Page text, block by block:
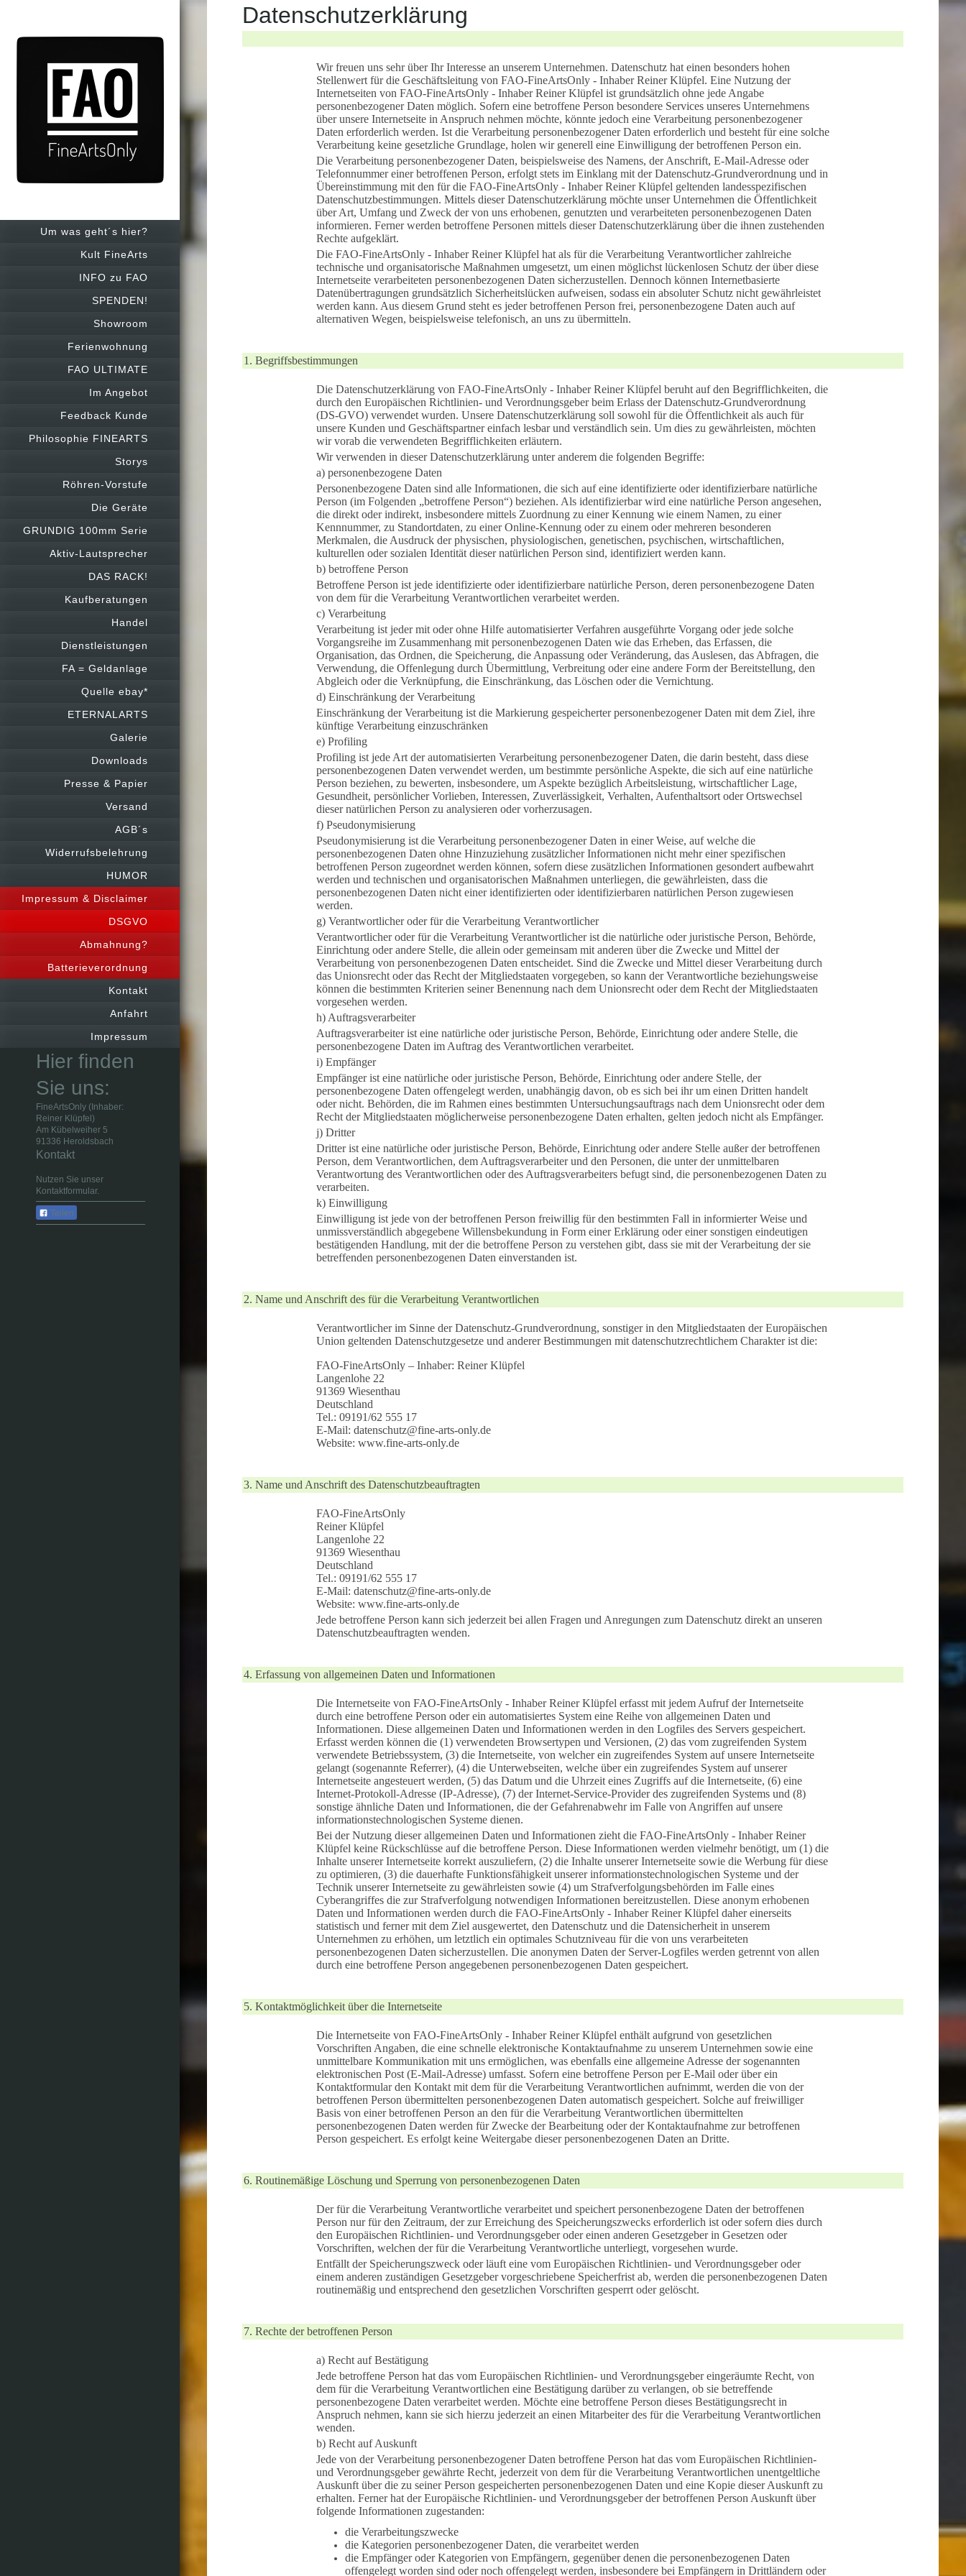
Um was geht´s hier?
Kult FineArts
INFO zu FAO
SPENDEN!
Showroom
Ferienwohnung
FAO ULTIMATE
Im Angebot
Feedback Kunde
Philosophie FINEARTS
Storys
Röhren-Vorstufe
Die Geräte
GRUNDIG 100mm Serie
Aktiv-Lautsprecher
DAS RACK!
Kaufberatungen
Handel
Dienstleistungen
FA = Geldanlage
Quelle ebay*
ETERNALARTS
Galerie
Downloads
Presse & Papier
Versand
AGB´s
Widerrufsbelehrung
HUMOR
Impressum & Disclaimer
DSGVO
Abmahnung?
Batterieverordnung
Kontakt
Anfahrt
Impressum
Hier finden
Sie uns:
FineArtsOnly (Inhaber:
Reiner Klüpfel)
Am Kübelweiher 5
91336 Heroldsbach
Kontakt
Nutzen Sie unser
Kontaktformular.
Teilen
Datenschutzerklärung
Wir freuen uns sehr über Ihr Interesse an unserem Unternehmen. Datenschutz hat einen besonders hohen
Stellenwert für die Geschäftsleitung von FAO-FineArtsOnly - Inhaber Reiner Klüpfel. Eine Nutzung der
Internetseiten von FAO-FineArtsOnly - Inhaber Reiner Klüpfel ist grundsätzlich ohne jede Angabe
personenbezogener Daten möglich. Sofern eine betroffene Person besondere Services unseres Unternehmens
über unsere Internetseite in Anspruch nehmen möchte, könnte jedoch eine Verarbeitung personenbezogener
Daten erforderlich werden. Ist die Verarbeitung personenbezogener Daten erforderlich und besteht für eine solche
Verarbeitung keine gesetzliche Grundlage, holen wir generell eine Einwilligung der betroffenen Person ein.
Die Verarbeitung personenbezogener Daten, beispielsweise des Namens, der Anschrift, E-Mail-Adresse oder
Telefonnummer einer betroffenen Person, erfolgt stets im Einklang mit der Datenschutz-Grundverordnung und in
Übereinstimmung mit den für die FAO-FineArtsOnly - Inhaber Reiner Klüpfel geltenden landesspezifischen
Datenschutzbestimmungen. Mittels dieser Datenschutzerklärung möchte unser Unternehmen die Öffentlichkeit
über Art, Umfang und Zweck der von uns erhobenen, genutzten und verarbeiteten personenbezogenen Daten
informieren. Ferner werden betroffene Personen mittels dieser Datenschutzerklärung über die ihnen zustehenden
Rechte aufgeklärt.
Die FAO-FineArtsOnly - Inhaber Reiner Klüpfel hat als für die Verarbeitung Verantwortlicher zahlreiche
technische und organisatorische Maßnahmen umgesetzt, um einen möglichst lückenlosen Schutz der über diese
Internetseite verarbeiteten personenbezogenen Daten sicherzustellen. Dennoch können Internetbasierte
Datenübertragungen grundsätzlich Sicherheitslücken aufweisen, sodass ein absoluter Schutz nicht gewährleistet
werden kann. Aus diesem Grund steht es jeder betroffenen Person frei, personenbezogene Daten auch auf
alternativen Wegen, beispielsweise telefonisch, an uns zu übermitteln.
1. Begriffsbestimmungen
Die Datenschutzerklärung von FAO-FineArtsOnly - Inhaber Reiner Klüpfel beruht auf den Begrifflichkeiten, die
durch den Europäischen Richtlinien- und Verordnungsgeber beim Erlass der Datenschutz-Grundverordnung
(DS-GVO) verwendet wurden. Unsere Datenschutzerklärung soll sowohl für die Öffentlichkeit als auch für
unsere Kunden und Geschäftspartner einfach lesbar und verständlich sein. Um dies zu gewährleisten, möchten
wir vorab die verwendeten Begrifflichkeiten erläutern.
Wir verwenden in dieser Datenschutzerklärung unter anderem die folgenden Begriffe:
a) personenbezogene Daten
Personenbezogene Daten sind alle Informationen, die sich auf eine identifizierte oder identifizierbare natürliche
Person (im Folgenden „betroffene Person“) beziehen. Als identifizierbar wird eine natürliche Person angesehen,
die direkt oder indirekt, insbesondere mittels Zuordnung zu einer Kennung wie einem Namen, zu einer
Kennnummer, zu Standortdaten, zu einer Online-Kennung oder zu einem oder mehreren besonderen
Merkmalen, die Ausdruck der physischen, physiologischen, genetischen, psychischen, wirtschaftlichen,
kulturellen oder sozialen Identität dieser natürlichen Person sind, identifiziert werden kann.
b) betroffene Person
Betroffene Person ist jede identifizierte oder identifizierbare natürliche Person, deren personenbezogene Daten
von dem für die Verarbeitung Verantwortlichen verarbeitet werden.
c) Verarbeitung
Verarbeitung ist jeder mit oder ohne Hilfe automatisierter Verfahren ausgeführte Vorgang oder jede solche
Vorgangsreihe im Zusammenhang mit personenbezogenen Daten wie das Erheben, das Erfassen, die
Organisation, das Ordnen, die Speicherung, die Anpassung oder Veränderung, das Auslesen, das Abfragen, die
Verwendung, die Offenlegung durch Übermittlung, Verbreitung oder eine andere Form der Bereitstellung, den
Abgleich oder die Verknüpfung, die Einschränkung, das Löschen oder die Vernichtung.
d) Einschränkung der Verarbeitung
Einschränkung der Verarbeitung ist die Markierung gespeicherter personenbezogener Daten mit dem Ziel, ihre
künftige Verarbeitung einzuschränken
e) Profiling
Profiling ist jede Art der automatisierten Verarbeitung personenbezogener Daten, die darin besteht, dass diese
personenbezogenen Daten verwendet werden, um bestimmte persönliche Aspekte, die sich auf eine natürliche
Person beziehen, zu bewerten, insbesondere, um Aspekte bezüglich Arbeitsleistung, wirtschaftlicher Lage,
Gesundheit, persönlicher Vorlieben, Interessen, Zuverlässigkeit, Verhalten, Aufenthaltsort oder Ortswechsel
dieser natürlichen Person zu analysieren oder vorherzusagen.
f) Pseudonymisierung
Pseudonymisierung ist die Verarbeitung personenbezogener Daten in einer Weise, auf welche die
personenbezogenen Daten ohne Hinzuziehung zusätzlicher Informationen nicht mehr einer spezifischen
betroffenen Person zugeordnet werden können, sofern diese zusätzlichen Informationen gesondert aufbewahrt
werden und technischen und organisatorischen Maßnahmen unterliegen, die gewährleisten, dass die
personenbezogenen Daten nicht einer identifizierten oder identifizierbaren natürlichen Person zugewiesen
werden.
g) Verantwortlicher oder für die Verarbeitung Verantwortlicher
Verantwortlicher oder für die Verarbeitung Verantwortlicher ist die natürliche oder juristische Person, Behörde,
Einrichtung oder andere Stelle, die allein oder gemeinsam mit anderen über die Zwecke und Mittel der
Verarbeitung von personenbezogenen Daten entscheidet. Sind die Zwecke und Mittel dieser Verarbeitung durch
das Unionsrecht oder das Recht der Mitgliedstaaten vorgegeben, so kann der Verantwortliche beziehungsweise
können die bestimmten Kriterien seiner Benennung nach dem Unionsrecht oder dem Recht der Mitgliedstaaten
vorgesehen werden.
h) Auftragsverarbeiter
Auftragsverarbeiter ist eine natürliche oder juristische Person, Behörde, Einrichtung oder andere Stelle, die
personenbezogene Daten im Auftrag des Verantwortlichen verarbeitet.
i) Empfänger
Empfänger ist eine natürliche oder juristische Person, Behörde, Einrichtung oder andere Stelle, der
personenbezogene Daten offengelegt werden, unabhängig davon, ob es sich bei ihr um einen Dritten handelt
oder nicht. Behörden, die im Rahmen eines bestimmten Untersuchungsauftrags nach dem Unionsrecht oder dem
Recht der Mitgliedstaaten möglicherweise personenbezogene Daten erhalten, gelten jedoch nicht als Empfänger.
j) Dritter
Dritter ist eine natürliche oder juristische Person, Behörde, Einrichtung oder andere Stelle außer der betroffenen
Person, dem Verantwortlichen, dem Auftragsverarbeiter und den Personen, die unter der unmittelbaren
Verantwortung des Verantwortlichen oder des Auftragsverarbeiters befugt sind, die personenbezogenen Daten zu
verarbeiten.
k) Einwilligung
Einwilligung ist jede von der betroffenen Person freiwillig für den bestimmten Fall in informierter Weise und
unmissverständlich abgegebene Willensbekundung in Form einer Erklärung oder einer sonstigen eindeutigen
bestätigenden Handlung, mit der die betroffene Person zu verstehen gibt, dass sie mit der Verarbeitung der sie
betreffenden personenbezogenen Daten einverstanden ist.
2. Name und Anschrift des für die Verarbeitung Verantwortlichen
Verantwortlicher im Sinne der Datenschutz-Grundverordnung, sonstiger in den Mitgliedstaaten der Europäischen
Union geltenden Datenschutzgesetze und anderer Bestimmungen mit datenschutzrechtlichem Charakter ist die:
FAO-FineArtsOnly – Inhaber: Reiner Klüpfel
Langenlohe 22
91369 Wiesenthau
Deutschland
Tel.: 09191/62 555 17
E-Mail: datenschutz@fine-arts-only.de
Website: www.fine-arts-only.de
3. Name und Anschrift des Datenschutzbeauftragten
FAO-FineArtsOnly
Reiner Klüpfel
Langenlohe 22
91369 Wiesenthau
Deutschland
Tel.: 09191/62 555 17
E-Mail: datenschutz@fine-arts-only.de
Website: www.fine-arts-only.de
Jede betroffene Person kann sich jederzeit bei allen Fragen und Anregungen zum Datenschutz direkt an unseren
Datenschutzbeauftragten wenden.
4. Erfassung von allgemeinen Daten und Informationen
Die Internetseite von FAO-FineArtsOnly - Inhaber Reiner Klüpfel erfasst mit jedem Aufruf der Internetseite
durch eine betroffene Person oder ein automatisiertes System eine Reihe von allgemeinen Daten und
Informationen. Diese allgemeinen Daten und Informationen werden in den Logfiles des Servers gespeichert.
Erfasst werden können die (1) verwendeten Browsertypen und Versionen, (2) das vom zugreifenden System
verwendete Betriebssystem, (3) die Internetseite, von welcher ein zugreifendes System auf unsere Internetseite
gelangt (sogenannte Referrer), (4) die Unterwebseiten, welche über ein zugreifendes System auf unserer
Internetseite angesteuert werden, (5) das Datum und die Uhrzeit eines Zugriffs auf die Internetseite, (6) eine
Internet-Protokoll-Adresse (IP-Adresse), (7) der Internet-Service-Provider des zugreifenden Systems und (8)
sonstige ähnliche Daten und Informationen, die der Gefahrenabwehr im Falle von Angriffen auf unsere
informationstechnologischen Systeme dienen.
Bei der Nutzung dieser allgemeinen Daten und Informationen zieht die FAO-FineArtsOnly - Inhaber Reiner
Klüpfel keine Rückschlüsse auf die betroffene Person. Diese Informationen werden vielmehr benötigt, um (1) die
Inhalte unserer Internetseite korrekt auszuliefern, (2) die Inhalte unserer Internetseite sowie die Werbung für diese
zu optimieren, (3) die dauerhafte Funktionsfähigkeit unserer informationstechnologischen Systeme und der
Technik unserer Internetseite zu gewährleisten sowie (4) um Strafverfolgungsbehörden im Falle eines
Cyberangriffes die zur Strafverfolgung notwendigen Informationen bereitzustellen. Diese anonym erhobenen
Daten und Informationen werden durch die FAO-FineArtsOnly - Inhaber Reiner Klüpfel daher einerseits
statistisch und ferner mit dem Ziel ausgewertet, den Datenschutz und die Datensicherheit in unserem
Unternehmen zu erhöhen, um letztlich ein optimales Schutzniveau für die von uns verarbeiteten
personenbezogenen Daten sicherzustellen. Die anonymen Daten der Server-Logfiles werden getrennt von allen
durch eine betroffene Person angegebenen personenbezogenen Daten gespeichert.
5. Kontaktmöglichkeit über die Internetseite
Die Internetseite von FAO-FineArtsOnly - Inhaber Reiner Klüpfel enthält aufgrund von gesetzlichen
Vorschriften Angaben, die eine schnelle elektronische Kontaktaufnahme zu unserem Unternehmen sowie eine
unmittelbare Kommunikation mit uns ermöglichen, was ebenfalls eine allgemeine Adresse der sogenannten
elektronischen Post (E-Mail-Adresse) umfasst. Sofern eine betroffene Person per E-Mail oder über ein
Kontaktformular den Kontakt mit dem für die Verarbeitung Verantwortlichen aufnimmt, werden die von der
betroffenen Person übermittelten personenbezogenen Daten automatisch gespeichert. Solche auf freiwilliger
Basis von einer betroffenen Person an den für die Verarbeitung Verantwortlichen übermittelten
personenbezogenen Daten werden für Zwecke der Bearbeitung oder der Kontaktaufnahme zur betroffenen
Person gespeichert. Es erfolgt keine Weitergabe dieser personenbezogenen Daten an Dritte.
6. Routinemäßige Löschung und Sperrung von personenbezogenen Daten
Der für die Verarbeitung Verantwortliche verarbeitet und speichert personenbezogene Daten der betroffenen
Person nur für den Zeitraum, der zur Erreichung des Speicherungszwecks erforderlich ist oder sofern dies durch
den Europäischen Richtlinien- und Verordnungsgeber oder einen anderen Gesetzgeber in Gesetzen oder
Vorschriften, welchen der für die Verarbeitung Verantwortliche unterliegt, vorgesehen wurde.
Entfällt der Speicherungszweck oder läuft eine vom Europäischen Richtlinien- und Verordnungsgeber oder
einem anderen zuständigen Gesetzgeber vorgeschriebene Speicherfrist ab, werden die personenbezogenen Daten
routinemäßig und entsprechend den gesetzlichen Vorschriften gesperrt oder gelöscht.
7. Rechte der betroffenen Person
a) Recht auf Bestätigung
Jede betroffene Person hat das vom Europäischen Richtlinien- und Verordnungsgeber eingeräumte Recht, von
dem für die Verarbeitung Verantwortlichen eine Bestätigung darüber zu verlangen, ob sie betreffende
personenbezogene Daten verarbeitet werden. Möchte eine betroffene Person dieses Bestätigungsrecht in
Anspruch nehmen, kann sie sich hierzu jederzeit an einen Mitarbeiter des für die Verarbeitung Verantwortlichen
wenden.
b) Recht auf Auskunft
Jede von der Verarbeitung personenbezogener Daten betroffene Person hat das vom Europäischen Richtlinien-
und Verordnungsgeber gewährte Recht, jederzeit von dem für die Verarbeitung Verantwortlichen unentgeltliche
Auskunft über die zu seiner Person gespeicherten personenbezogenen Daten und eine Kopie dieser Auskunft zu
erhalten. Ferner hat der Europäische Richtlinien- und Verordnungsgeber der betroffenen Person Auskunft über
folgende Informationen zugestanden:
die Verarbeitungszwecke
die Kategorien personenbezogener Daten, die verarbeitet werden
die Empfänger oder Kategorien von Empfängern, gegenüber denen die personenbezogenen Daten
offengelegt worden sind oder noch offengelegt werden, insbesondere bei Empfängern in Drittländern oder